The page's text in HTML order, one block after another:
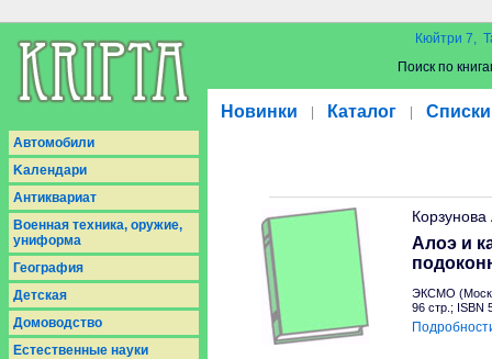
Кюйтри 7,
Поиск по
Новинки Каталог Списки
Aвтомобили
Kалендари
Антиквариат
Военная техника, оружие,
униформа
География
Детская
Домоводство
Естественные науки
Алоэ и
ЭКСМО
96 стр.; ISBN